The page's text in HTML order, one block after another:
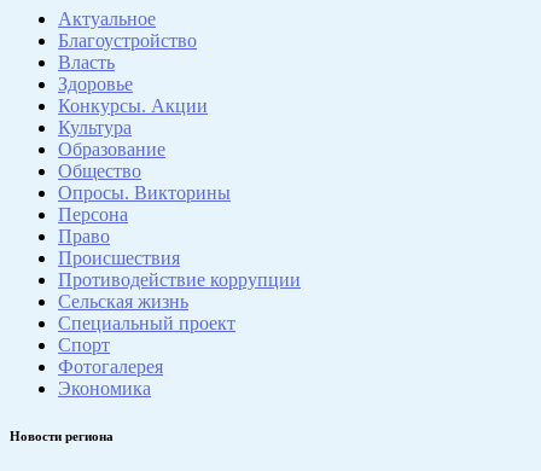
Актуальное
Благоустройство
Власть
Здоровье
Конкурсы. Акции
Культура
Образование
Общество
Опросы. Викторины
Персона
Право
Происшествия
Противодействие коррупции
Сельская жизнь
Специальный проект
Спорт
Фотогалерея
Экономика
Новости региона